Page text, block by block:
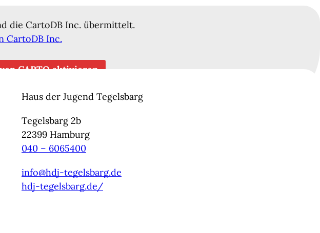
die CartoDB Inc. übermittelt.
CartoDB Inc.
CARTO aktivieren
anzeigenHaus der Jugend Tegelsbarg
Tegelsbarg 2b
22399 Hamburg
040 – 6065400
info@hdj-tegelsbarg.de
hdj-tegelsbarg.de/